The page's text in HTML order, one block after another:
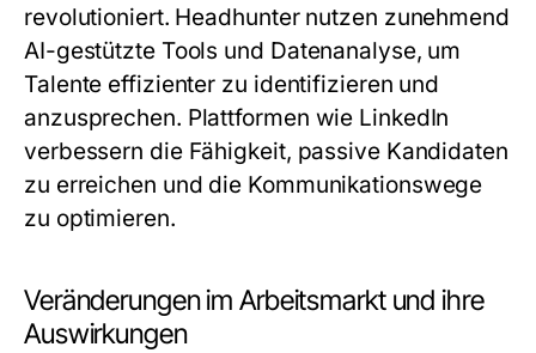
revolutioniert. Headhunter nutzen zunehmend
AI-gestützte Tools und Datenanalyse, um
Talente effizienter zu identifizieren und
anzusprechen. Plattformen wie LinkedIn
verbessern die Fähigkeit, passive Kandidaten
zu erreichen und die Kommunikationswege
zu optimieren.
Veränderungen im Arbeitsmarkt und ihre
Auswirkungen